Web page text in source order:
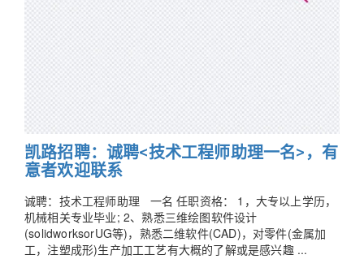
凯路招聘：诚聘<技术工程师助理一名>，有
意者欢迎联系
诚聘：技术工程师助理 一名 任职资格： 1，大专以上学历，
机械相关专业毕业; 2、熟悉三维绘图软件设计
(solidworksorUG等)，熟悉二维软件(CAD)，对零件(金属加
工，注塑成形)生产加工工艺有大概的了解或是感兴趣 ...